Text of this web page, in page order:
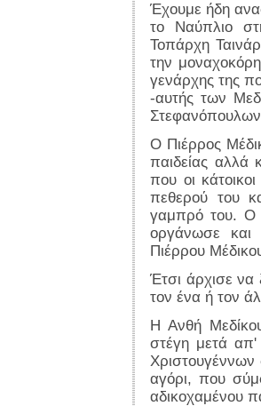
Έχουμε ήδη
το Ναύπλιο
Τοπάρχη
την
γενάρχης της
-αυτής των
Ο Πιέρρος
παιδείας αλλά
που οι
πεθερού του
γαμπρό του. Ο
οργάνωσε και
Πιέρρου
Έτσι άρχισε να
τον ένα ή τον
Η Ανθή
στέγη μετά απ'
Χριστουγέννων
αγόρι, που
αδικοχαμένου